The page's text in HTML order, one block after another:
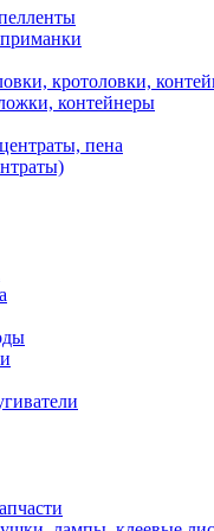
кротоловки,
контейнеры
пена